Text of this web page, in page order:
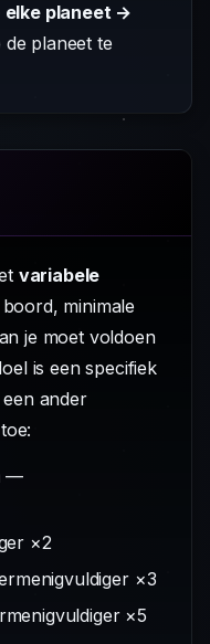
planeet →
planeet te
variabele
minimale
je moet voldoen
is een specifiek
ander
toe:
—
×2
×3
×5